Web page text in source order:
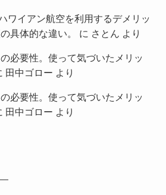
ワイアン航空を利用するデメリッ
具体的な違い。
に さとん より
必要性。使って気づいたメリッ
田中ゴロー より
必要性。使って気づいたメリッ
田中ゴロー より